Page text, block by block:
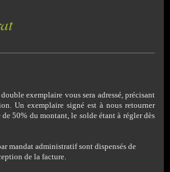
exemplaire vous sera adressé, précisant
Un exemplaire signé est à nous retourner
50% du montant, le solde étant à régler dès
mandat administratif sont dispensés de
de la facture.